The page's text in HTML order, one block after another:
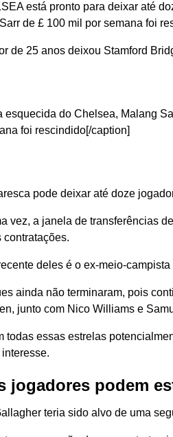
está pronto para deixar até
de £ 100 mil por semana foi
de 25 anos deixou Stamford
esquecida do Chelsea, Malang
foi rescindido[/caption]
pode deixar até doze
vez, a janela de transferências
contratações.
deles é o ex-meio-
ainda não terminaram, pois
junto com Nico Williams e
todas essas estrelas
jogadores podem
teria sido alvo de uma